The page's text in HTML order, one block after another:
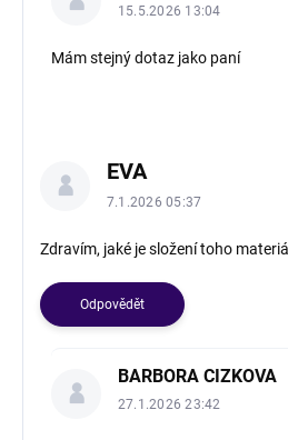
15.5.2026 13:04
Mám stejný dotaz jako paní
EVA
7.1.2026 05:37
Zdravím, jaké je složení toho
Odpovědět
BARBORA CIZKOVA
27.1.2026 23:42